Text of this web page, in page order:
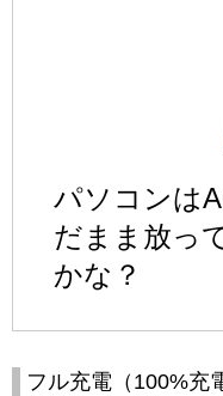
パソコンは
だまま放っ
かな？
フル充電（100%充